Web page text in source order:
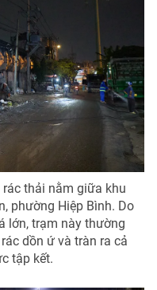
thải nằm giữa khu
phường Hiệp Bình. Do
lớn, trạm này thường
dồn ứ và tràn ra cả
tập kết.